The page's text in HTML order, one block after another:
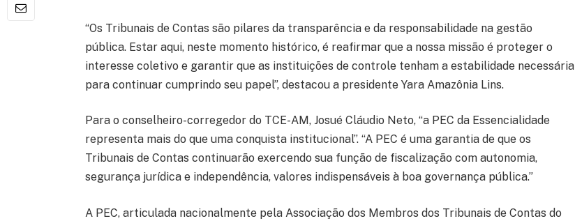
“Os Tribunais de Contas são pilares da transparência e da responsabilidade na gestão
pública. Estar aqui, neste momento histórico, é reafirmar que a nossa missão é proteger o
interesse coletivo e garantir que as instituições de controle tenham a estabilidade necessária
para continuar cumprindo seu papel”, destacou a presidente Yara Amazônia Lins.
Para o conselheiro-corregedor do TCE-AM, Josué Cláudio Neto, “a PEC da Essencialidade
representa mais do que uma conquista institucional”. “A PEC é uma garantia de que os
Tribunais de Contas continuarão exercendo sua função de fiscalização com autonomia,
segurança jurídica e independência, valores indispensáveis à boa governança pública.”
A PEC, articulada nacionalmente pela Associação dos Membros dos Tribunais de Contas do